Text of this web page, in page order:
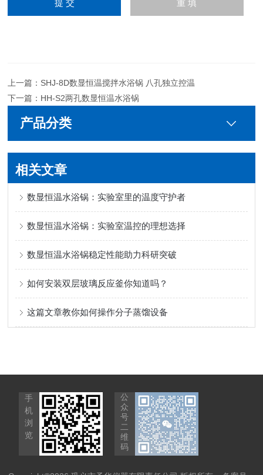
上一篇： SHJ-8D数显恒温搅拌水浴锅 八孔独立控温
下一篇： HH-S2两孔数显恒温水浴锅
产品分类
相关文章
数显恒温水浴锅：实验室里的温度守护者
数显恒温水浴锅：实验室温控的理想选择
数显恒温水浴锅稳定性能助力科研突破
如何安装双层玻璃反应釜你知道吗？
这篇文章教你如何操作分子蒸馏设备
手
机
浏
览
公
众
号
二
维
码